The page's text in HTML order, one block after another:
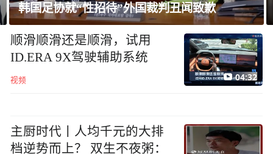
美媒：美军参联会主席考虑退出伊战方案
顺滑顺滑还是顺滑，试用
ID.ERA 9X驾驶辅助系统
视频 04:32
主厨时代丨人均千元的大排
档逆势而上？ 双生不夜粥：